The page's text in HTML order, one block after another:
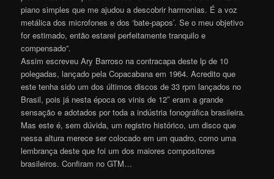
piano simples que me ajudou a descobrir harmonias. É a voz
metálica dos microfones e dos ‘bate-papos’. Se o meu objetivo
for estimado, então estarei perfeitamente tranquilo e
compensado”.
Assim escreveu Ary Barroso na contracapa deste lp de 10
polegadas, lançado pela Copacabana em 1964. Acredito que
este tenha sido um dos últimos discos de 33 rpm lançados no
Brasil, pois já nesta época os vinis de 12″ eram a grande
sensação e adotados por toda a indústria fonográfica brasileira.
Mas este é, sem dúvida, um registro histórico, um disco que
nessa altura merece ser colocado em um quadro, como uma
lembrança deste que foi um dos maiores compositores
brasileiros. Confiram no GTM…